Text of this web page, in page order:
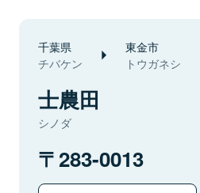
千葉県
チバケン
東金市
トウガネシ
士農田
シノダ
283-0013